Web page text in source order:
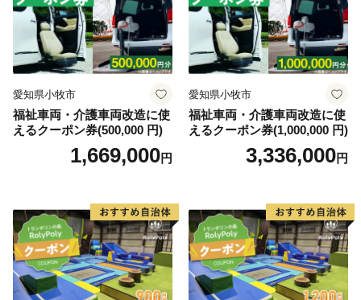
愛知県小牧市
福祉車両・介護車両改造に使
えるクーポン券(500,000 円)
1,669,000円
愛知県小牧市
福祉車両・介護車両改造に使
えるクーポン券(1,000,000 円)
3,336,000円